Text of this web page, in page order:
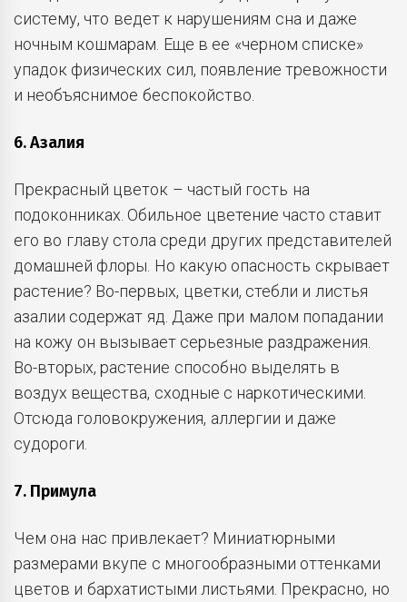
систему, что ведет к нарушениям сна и даже
ночным кошмарам. Еще в ее «черном списке»
упадок физических сил, появление тревожности
и необъяснимое беспокойство.
6. Азалия
Прекрасный цветок – частый гость на
подоконниках. Обильное цветение часто ставит
его во главу стола среди других представителей
домашней флоры. Но какую опасность скрывает
растение? Во-первых, цветки, стебли и листья
азалии содержат яд. Даже при малом попадании
на кожу он вызывает серьезные раздражения.
Во-вторых, растение способно выделять в
воздух вещества, сходные с наркотическими.
Отсюда головокружения, аллергии и даже
судороги.
7. Примула
Чем она нас привлекает? Миниатюрными
размерами вкупе с многообразными оттенками
цветов и бархатистыми листьями. Прекрасно, но